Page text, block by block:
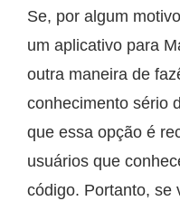
Se, por algum
um aplicativo para
outra maneira de
conhecimento sério
que essa opção é
usuários que
código. Portanto, se